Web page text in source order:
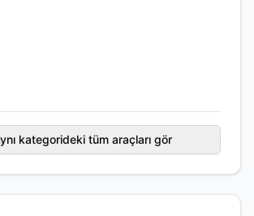
kategorideki tüm araçları gör